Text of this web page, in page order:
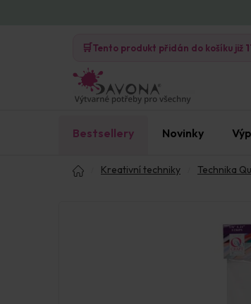
🛒Tento produkt přidán do košíku již
Bestsellery Novinky
Kreativní techniky Technika